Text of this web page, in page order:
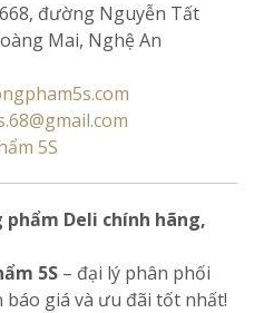
đường Nguyễn Tất
Mai, Nghệ An
5S
phẩm Deli chính hãng,
5S – đại lý phân phối
báo giá và ưu đãi tốt nhất!